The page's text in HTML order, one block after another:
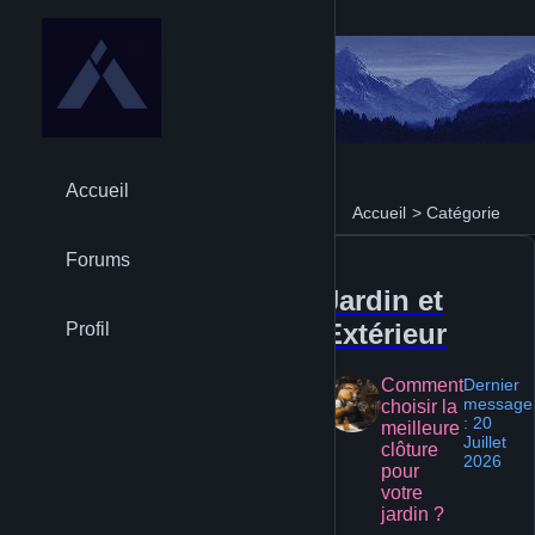
Accueil > Catégorie
Accueil
Forums
Profil
Jardin et
Extérieur
Comment
choisir la
meilleure
clôture
pour
votre
jardin ?
Dernier
message
: 20
Juillet
2026